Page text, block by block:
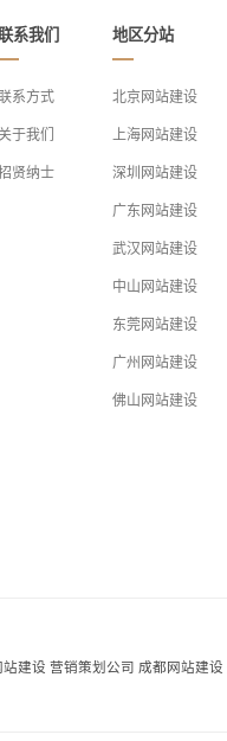
系我们
系方式
关于我们
贤纳士
地区分站
北京网站建设
上海网站建设
深圳网站建设
广东网站建设
武汉网站建设
中山网站建设
东莞网站建设
广州网站建设
佛山网站建设
站建设 营销策划公司 成都网站建设